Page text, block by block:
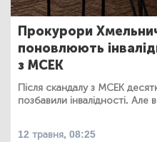
Прокурори
поновлюють
з МСЕК
Після скандалу з МСЕК
позбавили інвалідності. Але
12 травня, 08:25